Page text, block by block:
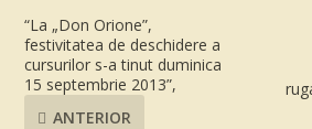
“La „Don Orione”,
festivitatea de deschidere a
cursurilor s-a tinut duminica
15 septembrie 2013”,
ANTERIOR